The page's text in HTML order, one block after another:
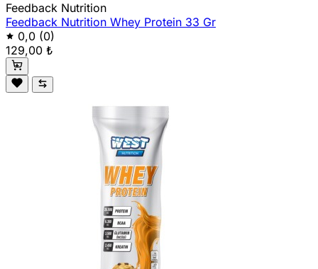
Feedback Nutrition
Feedback Nutrition Whey Protein 33 Gr
0,0 (0)
129,00 ₺